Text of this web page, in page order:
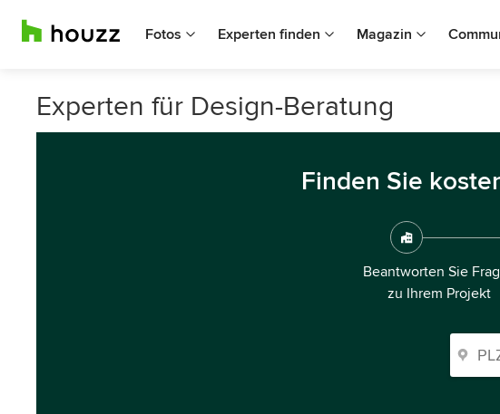
Fotos Experten finden Magazin
Experten für Design-Beratung
Finden Sie
Beantworten Sie
zu Ihrem Projekt